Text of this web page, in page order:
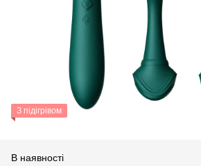
З підігрівом
В наявності